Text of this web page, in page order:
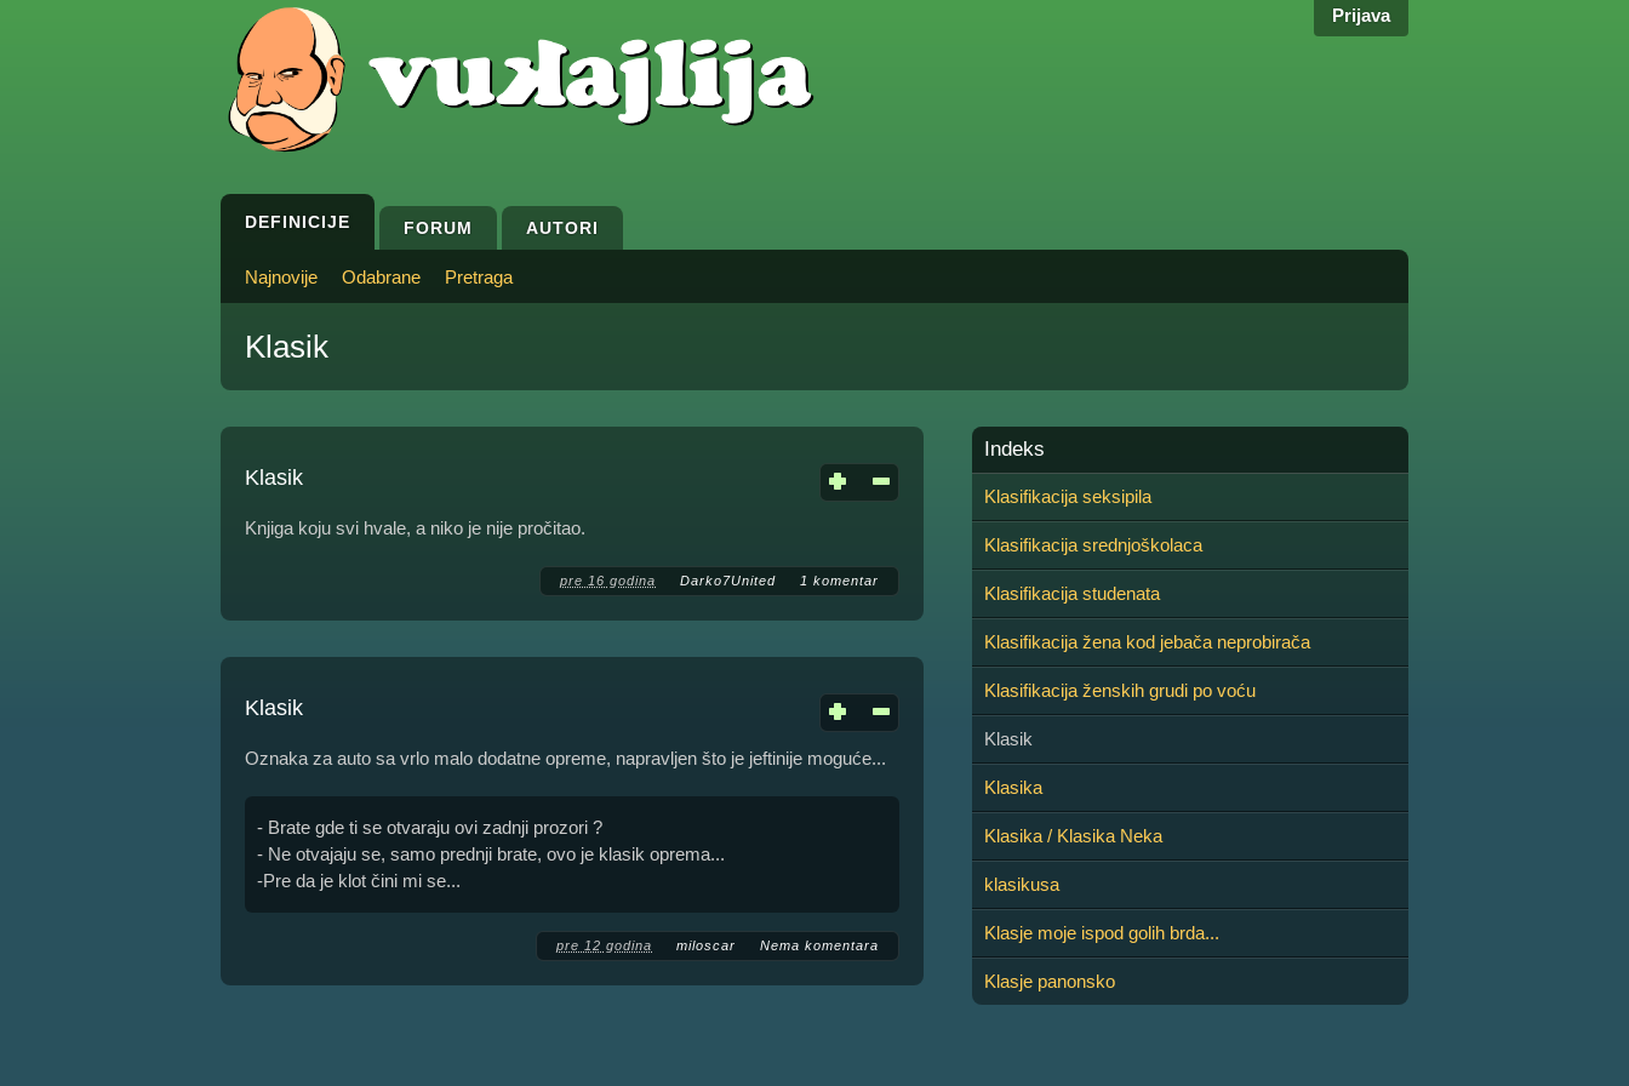
Prijava
DEFINICIJE FORUM AUTORI
Najnovije Odabrane Pretraga
Klasik
Klasik
Knjiga koju svi hvale, a niko je nije pročitao.
pre 16 godina Darko7United 1 komentar
Klasik
Oznaka za auto sa vrlo malo dodatne opreme, napravljen što je jeftinije moguće...
- Brate gde ti se otvaraju ovi zadnji prozori ?
- Ne otvajaju se, samo prednji brate, ovo je klasik oprema...
-Pre da je klot čini mi se...
pre 12 godina miloscar Nema komentara
Indeks
Klasifikacija seksipila
Klasifikacija srednjoškolaca
Klasifikacija studenata
Klasifikacija žena kod jebača neprobirača
Klasifikacija ženskih grudi po voću
Klasik
Klasika
Klasika / Klasika Neka
klasikusa
Klasje moje ispod golih brda...
Klasje panonsko